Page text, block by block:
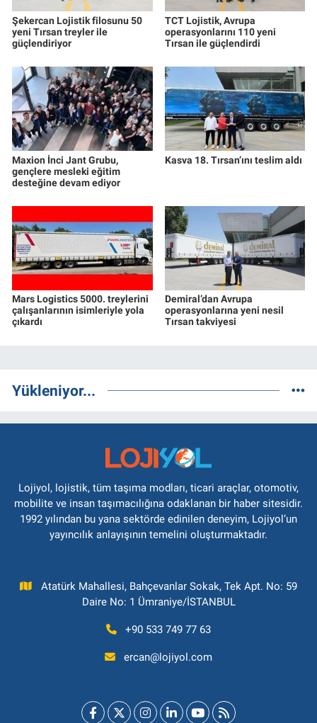
Şekercan Lojistik filosunu 50
yeni Tırsan treyler ile
güçlendiriyor
TCT Lojistik, Avrupa
operasyonlarını 110 yeni
Tırsan ile güçlendirdi
Maxion İnci Jant Grubu,
gençlere mesleki eğitim
desteğine devam ediyor
Kasva 18. Tırsan’ını teslim aldı
Mars Logistics 5000. treylerini
çalışanlarının isimleriyle yola
çıkardı
Demiral’dan Avrupa
operasyonlarına yeni nesil
Tırsan takviyesi
Yükleniyor...
Lojiyol, lojistik, tüm taşıma modları, ticari araçlar, otomotiv,
mobilite ve insan taşımacılığına odaklanan bir haber sitesidir.
1992 yılından bu yana sektörde edinilen deneyim, Lojiyol’un
yayıncılık anlayışının temelini oluşturmaktadır.
Atatürk Mahallesi, Bahçevanlar Sokak, Tek Apt. No: 59
Daire No: 1 Ümraniye/İSTANBUL
+90 533 749 77 63
ercan@lojiyol.com